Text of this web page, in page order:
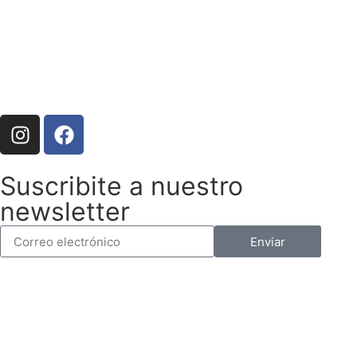
Suscribite a nuestro
newsletter
Enviar